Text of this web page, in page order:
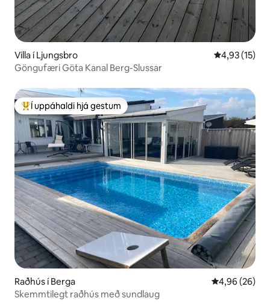
Villa í Ljungsbro 4,93 af 5 í
4,93 (15)
Göngufæri Göta Kanal Berg-Slussar
Í mestu uppáhaldi hjá gestum
Í uppáhaldi hjá gestum
Raðhús í Berga 4,96 af 5 í
4,96 (26)
Skemmtilegt raðhús með sundlaug